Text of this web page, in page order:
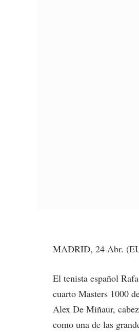
MADRID, 24 Abr.
El tenista español
cuarto Masters 1000
Alex De Miñaur,
como una de las